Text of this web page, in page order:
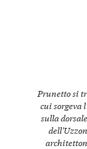
Prunetto si
cui sorgeva
sulla